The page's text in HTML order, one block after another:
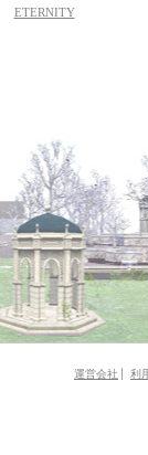
ETERNITY
運営会社 利